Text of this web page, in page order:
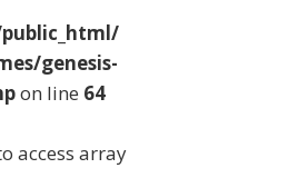
genesis-
on line 64
access array